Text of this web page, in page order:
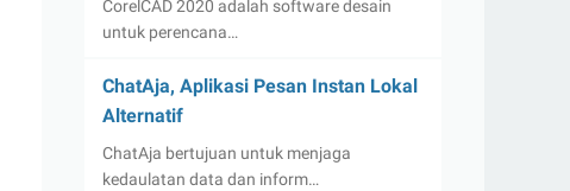
CorelCAD 2020 adalah software desain
untuk perencana…
ChatAja, Aplikasi Pesan Instan Lokal
Alternatif
ChatAja bertujuan untuk menjaga
kedaulatan data dan inform…